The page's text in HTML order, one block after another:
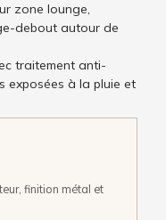
zone lounge,
debout autour de
traitement anti-
exposées à la pluie et
finition métal et